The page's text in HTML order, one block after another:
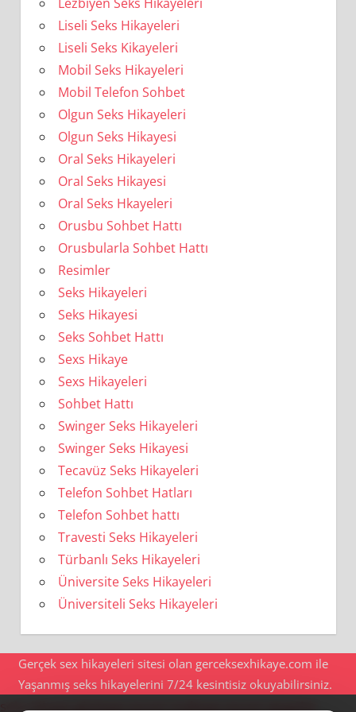
Liseli Seks Hikayeleri
Liseli Seks Kikayeleri
Mobil Seks Hikayeleri
Mobil Telefon Sohbet
Olgun Seks Hikayeleri
Olgun Seks Hikayesi
Oral Seks Hikayeleri
Oral Seks Hikayesi
Oral Seks Hkayeleri
Orusbu Sohbet Hattı
Orusbularla Sohbet Hattı
Resimler
Seks Hikayeleri
Seks Hikayesi
Seks Sohbet Hattı
Sexs Hikaye
Sexs Hikayeleri
Sohbet Hattı
Swinger Seks Hikayeleri
Swinger Seks Hikayesi
Tecavüz Seks Hikayeleri
Telefon Sohbet Hatları
Telefon Sohbet hattı
Travesti Seks Hikayeleri
Türbanlı Seks Hikayeleri
Üniversite Seks Hikayeleri
Üniversiteli Seks Hikayeleri
Gerçek sex hikayeleri sitesi olan gerceksexhikaye.com ile
Yaşanmış seks hikayelerini 7/24 kesintisiz okuyabilirsiniz.
seks hikayegöztepe escortmaltepe escortataşehir